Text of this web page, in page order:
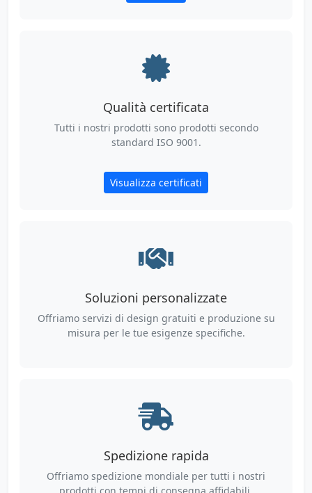
Qualità certificata
Tutti i nostri prodotti sono prodotti secondo
standard ISO 9001.
Visualizza certificati
Soluzioni personalizzate
Offriamo servizi di design gratuiti e produzione su
misura per le tue esigenze specifiche.
Spedizione rapida
Offriamo spedizione mondiale per tutti i nostri